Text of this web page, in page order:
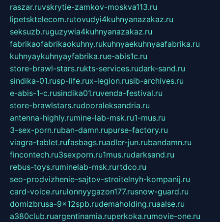
raszar.ruvskrytie-zamkov-moskva113.ru
lipetsktelecom.rutovudyi4kuhnyanazakaz.ru
seksuzb.ruguzywia4kuhnyanazakaz.ru
fabrikaofabrikaokuhny.rukuhnyaekuhnyaafabrika.ru
kuhnyaykuhnyayfabrika.rue-abis1c.ru
store-brawl-stars.rukts-services.rudark-sand.ru
sindika-01.rusp-life.rux-legion.rusib-archives.ru
e-abis-1-c.rusindika01.ruvenda-festival.ru
store-brawlstars.rudooraleksandria.ru
antenna-highly.rumine-lab-msk.ru1-mus.ru
3-sex-porn.ruban-damn.rupurse-factory.ru
viagra-tablet.rufasbags.ruadler-jun.rubandamn.ru
fincontech.ru3sexporn.ru1mus.rudarksand.ru
rebus-toys.ruminelab-msk.rurtdco.ru
seo-prodvizhenie-sajtov-stroitelnyh-kompanij.ru
card-voice.rurulonnyygazon177.rusnow-guard.ru
domizbrusa-9x12spb.rudemaholding.ruaalse.ru
a380club.ruargentinamia.ruperkoka.rumovie-one.ru